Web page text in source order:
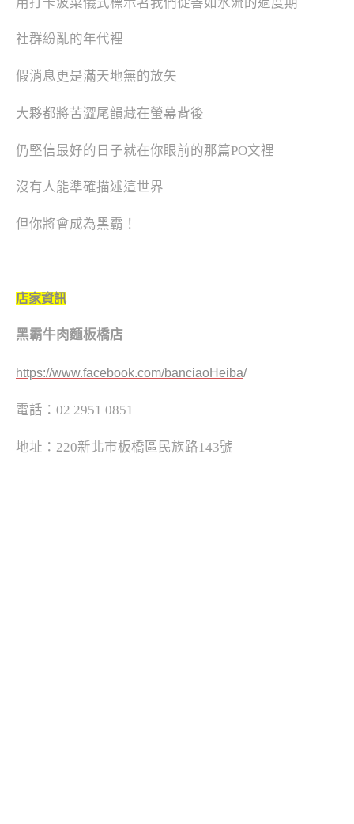
社群紛亂的年代裡
假消息更是滿天地無的放矢
大夥都將苦澀尾韻藏在螢幕背後
仍堅信最好的日子就在你眼前的那篇PO文裡
沒有人能準確描述這世界
但你將會成為黑霸！
店家資訊
黑霸牛肉麵板橋店
https://www.facebook.com/banciaoHeiba/
電話：02 2951 0851
地址：220新北市板橋區民族路143號